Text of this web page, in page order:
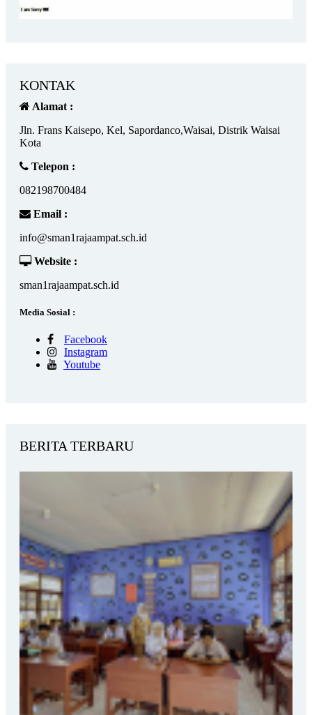
KONTAK
Alamat :
Jln. Frans Kaisepo, Kel, Sapordanco,Waisai, Distrik Waisai
Kota
Telepon :
082198700484
Email :
info@sman1rajaampat.sch.id
Website :
sman1rajaampat.sch.id
Media Sosial :
Facebook
Instagram
Youtube
BERITA TERBARU